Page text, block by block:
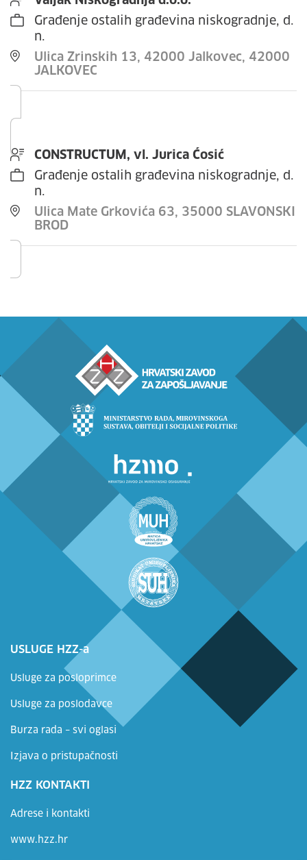
Ulica Zrinskih 13, 42000 Jalkovec, 42000
JALKOVEC
Građenje ostalih građevina niskogradnje, d.
n.
Ulica Mate Grkovića 63, 35000 SLAVONSKI
BROD
CONSTRUCTUM, vl. Jurica Ćosić
Građenje ostalih građevina niskogradnje, d.
n.
USLUGE HZZ-a
Usluge za posloprimce
Usluge za poslodavce
Burza rada – svi oglasi
Izjava o pristupačnosti
HZZ KONTAKTI
Adrese i kontakti
www.hzz.hr